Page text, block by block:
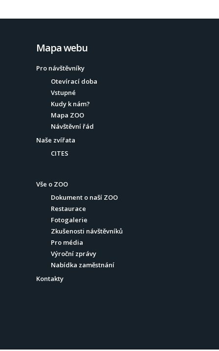
Mapa webu
Pro návštěvníky
Otevírací doba
Vstupné
Kudy k nám?
Mapa ZOO
Návštěvní řád
Naše zvířata
CITES
Vše o ZOO
Dokument o naší ZOO
Restaurace
Fotogalerie
Zkušenosti návštěvníků
Pro média
Výroční zprávy
Nabídka zaměstnání
Kontakty